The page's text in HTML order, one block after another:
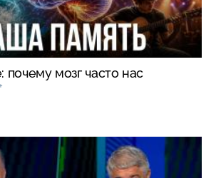
почему мозг часто нас